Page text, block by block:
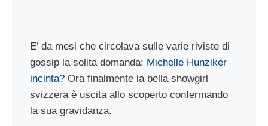
E’ da mesi che circolava sulle varie riviste di
gossip la solita domanda: Michelle Hunziker
incinta? Ora finalmente la bella showgirl
svizzera è uscita allo scoperto confermando
la sua gravidanza.